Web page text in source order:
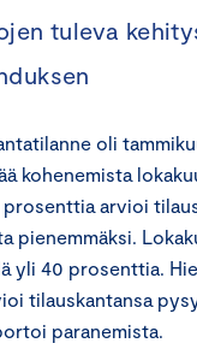
tuleva
oli
kohenemista
prosenttia arvioi
pienemmäksi.
yli 40 prosenttia.
tilauskantansa
paranemista.